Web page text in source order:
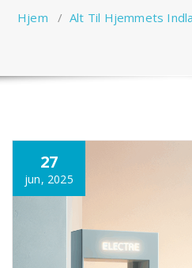
Hjem / Alt Til Hjemmets
27
jun, 2025
Annonce